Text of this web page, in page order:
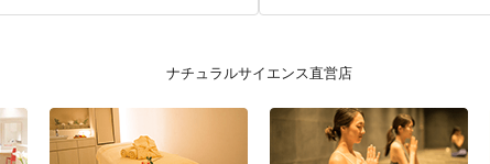
ナチュラルサイエンス直営店